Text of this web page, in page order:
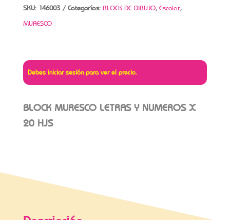
SKU: 146003 Categorías: BLOCK DE DIBUJO, Escolar,
MURESCO
Debes iniciar sesión para ver el precio.
BLOCK MURESCO LETRAS Y NUMEROS X
20 HJS